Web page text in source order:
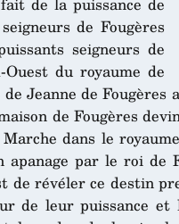
de Fougères
seigneurs de
du royaume de
Jeanne de
de Fougères
dans le
apanage par le roi
de révéler ce destin
de leur puissance